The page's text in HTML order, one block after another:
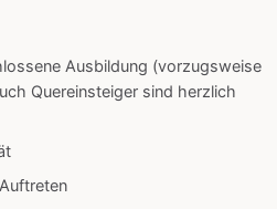
Ausbildung (vorzugsweise
Quereinsteiger sind herzlich